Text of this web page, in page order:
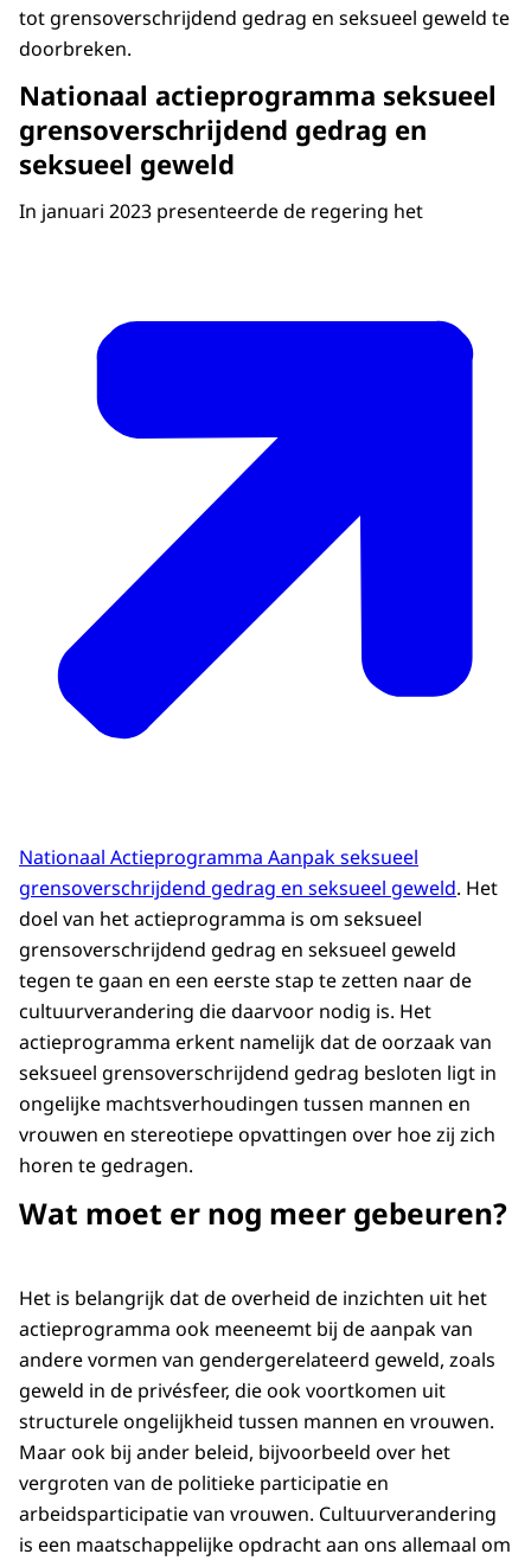
tot grensoverschrijdend gedrag en seksueel geweld te
doorbreken.
Nationaal actieprogramma seksueel
grensoverschrijdend gedrag en
seksueel geweld
In januari 2023 presenteerde de regering het
Nationaal Actieprogramma Aanpak seksueel
grensoverschrijdend gedrag en seksueel geweld. Het
doel van het actieprogramma is om seksueel
grensoverschrijdend gedrag en seksueel geweld
tegen te gaan en een eerste stap te zetten naar de
cultuurverandering die daarvoor nodig is. Het
actieprogramma erkent namelijk dat de oorzaak van
seksueel grensoverschrijdend gedrag besloten ligt in
ongelijke machtsverhoudingen tussen mannen en
vrouwen en stereotiepe opvattingen over hoe zij zich
horen te gedragen.
Wat moet er nog meer gebeuren?
Het is belangrijk dat de overheid de inzichten uit het
actieprogramma ook meeneemt bij de aanpak van
andere vormen van gendergerelateerd geweld, zoals
geweld in de privésfeer, die ook voortkomen uit
structurele ongelijkheid tussen mannen en vrouwen.
Maar ook bij ander beleid, bijvoorbeeld over het
vergroten van de politieke participatie en
arbeidsparticipatie van vrouwen. Cultuurverandering
is een maatschappelijke opdracht aan ons allemaal om